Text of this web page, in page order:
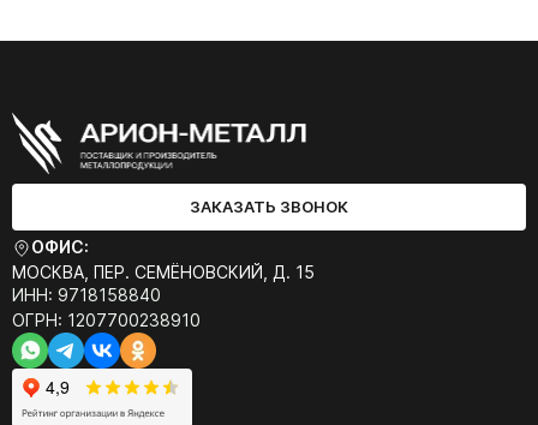
ЗАКАЗАТЬ ЗВОНОК
ОФИС:
МОСКВА, ПЕР. СЕМЁНОВСКИЙ, Д. 15
ИНН: 9718158840
ОГРН: 1207700238910